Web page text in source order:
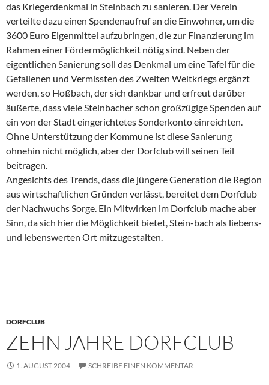
das Kriegerdenkmal in Steinbach zu sanieren. Der Verein
verteilte dazu einen Spendenaufruf an die Einwohner, um die
3600 Euro Eigenmittel aufzubringen, die zur Finanzierung im
Rahmen einer Fördermöglichkeit nötig sind. Neben der
eigentlichen Sanierung soll das Denkmal um eine Tafel für die
Gefallenen und Vermissten des Zweiten Weltkriegs ergänzt
werden, so Hoßbach, der sich dankbar und erfreut darüber
äußerte, dass viele Steinbacher schon großzügige Spenden auf
ein von der Stadt eingerichtetes Sonderkonto einreichten.
Ohne Unterstützung der Kommune ist diese Sanierung
ohnehin nicht möglich, aber der Dorfclub will seinen Teil
beitragen.
Angesichts des Trends, dass die jüngere Generation die Region
aus wirtschaftlichen Gründen verlässt, bereitet dem Dorfclub
der Nachwuchs Sorge. Ein Mitwirken im Dorfclub mache aber
Sinn, da sich hier die Möglichkeit bietet, Stein-bach als liebens-
und lebenswerten Ort mitzugestalten.
DORFCLUB
ZEHN JAHRE DORFCLUB
1. AUGUST 2004 SCHREIBE EINEN KOMMENTAR